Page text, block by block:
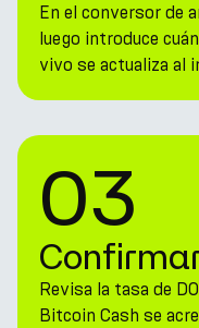
En el conversor de
luego introduce
vivo se actualiza al
03
Revisa la tasa de
Bitcoin Cash se